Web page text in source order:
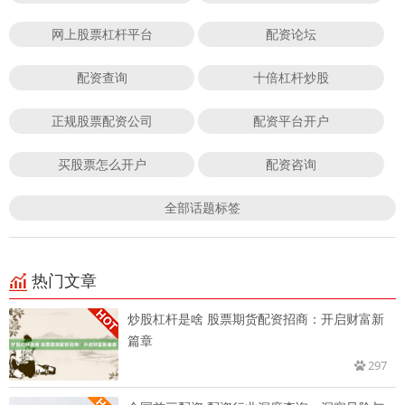
网上股票杠杆平台 配资论坛
配资查询 十倍杠杆炒股
正规股票配资公司 配资平台开户
买股票怎么开户 配资咨询
全部话题标签
热门文章
炒股杠杆是啥 股票期货配资招商：开启财富新
篇章
297